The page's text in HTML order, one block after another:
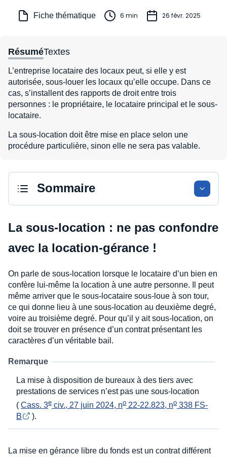
Fiche thématique 6 min 26 févr. 2025
RésuméTextes
L’entreprise locataire des locaux peut, si elle y est
autorisée, sous-louer les locaux qu’elle occupe. Dans ce
cas, s’installent des rapports de droit entre trois
personnes : le propriétaire, le locataire principal et le sous-
locataire.
La sous-location doit être mise en place selon une
procédure particulière, sinon elle ne sera pas valable.
Sommaire
La sous-location : ne pas confondre
avec la location-gérance !
On parle de sous-location lorsque le locataire d’un bien en
confère lui-même la location à une autre personne. Il peut
même arriver que le sous-locataire sous-loue à son tour,
ce qui donne lieu à une sous-location au deuxième degré,
voire au troisième degré. Pour qu’il y ait sous-location, on
doit se trouver en présence d’un contrat présentant les
caractères d’un véritable bail.
Remarque
La mise à disposition de bureaux à des tiers avec
prestations de services n’est pas une sous-location
( Cass. 3e civ., 27 juin 2024, no 22-22.823, no 338 FS-
B
).
La mise en gérance libre du fonds est un contrat différent